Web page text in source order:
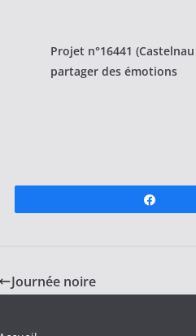
Projet n°16441
partager des émotions
Journée noire